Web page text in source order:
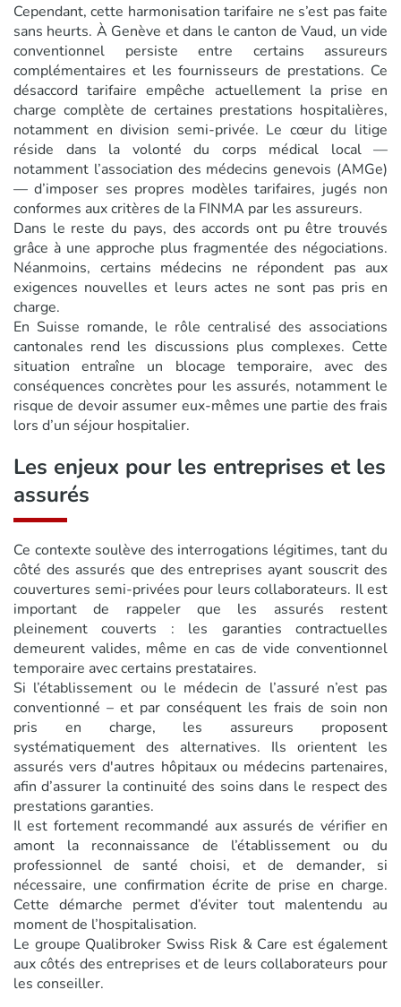
Cependant, cette harmonisation tarifaire ne s’est pas faite
sans heurts. À Genève et dans le canton de Vaud, un vide
conventionnel persiste entre certains assureurs
complémentaires et les fournisseurs de prestations. Ce
désaccord tarifaire empêche actuellement la prise en
charge complète de certaines prestations hospitalières,
notamment en division semi-privée. Le cœur du litige
réside dans la volonté du corps médical local —
notamment l’association des médecins genevois (AMGe)
— d’imposer ses propres modèles tarifaires, jugés non
conformes aux critères de la FINMA par les assureurs.
Dans le reste du pays, des accords ont pu être trouvés
grâce à une approche plus fragmentée des négociations.
Néanmoins, certains médecins ne répondent pas aux
exigences nouvelles et leurs actes ne sont pas pris en
charge.
En Suisse romande, le rôle centralisé des associations
cantonales rend les discussions plus complexes. Cette
situation entraîne un blocage temporaire, avec des
conséquences concrètes pour les assurés, notamment le
risque de devoir assumer eux-mêmes une partie des frais
lors d’un séjour hospitalier.
Les enjeux pour les entreprises et les
assurés
Ce contexte soulève des interrogations légitimes, tant du
côté des assurés que des entreprises ayant souscrit des
couvertures semi-privées pour leurs collaborateurs. Il est
important de rappeler que les assurés restent
pleinement couverts : les garanties contractuelles
demeurent valides, même en cas de vide conventionnel
temporaire avec certains prestataires.
Si l’établissement ou le médecin de l’assuré n’est pas
conventionné – et par conséquent les frais de soin non
pris en charge, les assureurs proposent
systématiquement des alternatives. Ils orientent les
assurés vers d'autres hôpitaux ou médecins partenaires,
afin d’assurer la continuité des soins dans le respect des
prestations garanties.
Il est fortement recommandé aux assurés de vérifier en
amont la reconnaissance de l’établissement ou du
professionnel de santé choisi, et de demander, si
nécessaire, une confirmation écrite de prise en charge.
Cette démarche permet d’éviter tout malentendu au
moment de l’hospitalisation.
Le groupe Qualibroker Swiss Risk & Care est également
aux côtés des entreprises et de leurs collaborateurs pour
les conseiller.